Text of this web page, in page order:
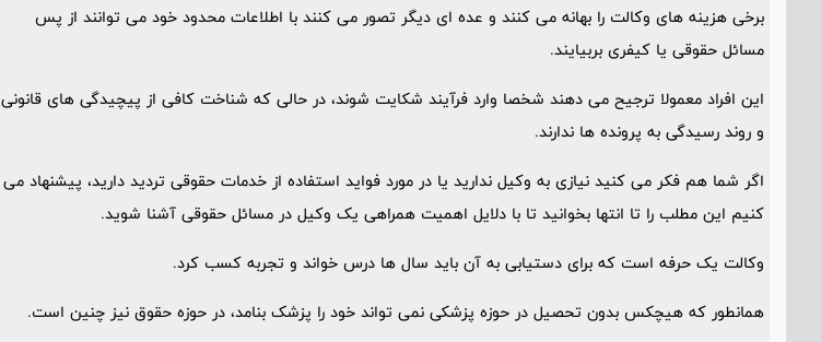
برخی هزینه های وکالت را بهانه می کنند و عده ای دیگر تصور می کنند با اطلاعات محدود خود می توانند از پس
مسائل حقوقی یا کیفری بربیایند.
این افراد معمولا ترجیح می دهند شخصا وارد فرآیند شکایت شوند، در حالی که شناخت کافی از پیچیدگی های قانونی
و روند رسیدگی به پرونده ها ندارند.
اگر شما هم فکر می کنید نیازی به وکیل ندارید یا در مورد فواید استفاده از خدمات حقوقی تردید دارید، پیشنهاد می
کنیم این مطلب را تا انتها بخوانید تا با دلایل اهمیت همراهی یک وکیل در مسائل حقوقی آشنا شوید.
وکالت یک حرفه است که برای دستیابی به آن باید سال ها درس خواند و تجربه کسب کرد.
همانطور که هیچکس بدون تحصیل در حوزه پزشکی نمی تواند خود را پزشک بنامد، در حوزه حقوق نیز چنین است.